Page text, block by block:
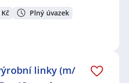
Plný úvazek
linky (m/